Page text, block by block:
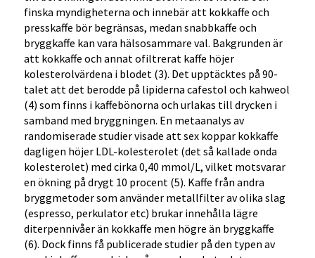
finska myndigheterna och innebär att kokkaffe och
presskaffe bör begränsas, medan snabbkaffe och
bryggkaffe kan vara hälsosammare val. Bakgrunden är
att kokkaffe och annat ofiltrerat kaffe höjer
kolesterolvärdena i blodet (3). Det upptäcktes på 90-
talet att det berodde på lipiderna cafestol och kahweol
(4) som finns i kaffebönorna och urlakas till drycken i
samband med bryggningen. En metaanalys av
randomiserade studier visade att sex koppar kokkaffe
dagligen höjer LDL-kolesterolet (det så kallade onda
kolesterolet) med cirka 0,40 mmol/L, vilket motsvarar
en ökning på drygt 10 procent (5). Kaffe från andra
bryggmetoder som använder metallfilter av olika slag
(espresso, perkulator etc) brukar innehålla lägre
diterpennivåer än kokkaffe men högre än bryggkaffe
(6). Dock finns få publicerade studier på den typen av